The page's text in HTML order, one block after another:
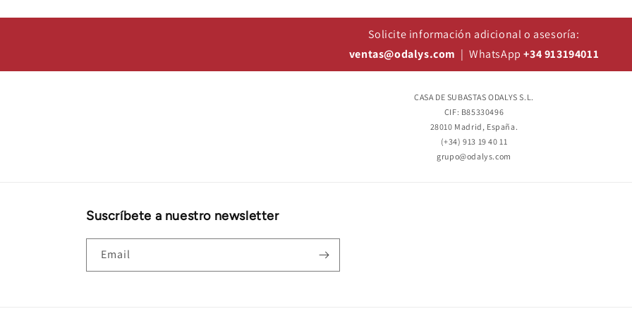
Solicite información adicional o asesoría:
ventas@odalys.com | WhatsApp+34 913194011
CASA DE SUBASTAS ODALYS S.L.
CIF: B85330496
28010 Madrid, España.
(+34) 913 19 40 11
grupo@odalys.com
Suscríbete a nuestro newsletter
Email